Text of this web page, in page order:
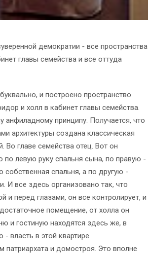
демократии - все пространства
главы семейства и все оттуда
и построено пространство
и холл в кабинет главы семейства.
принципу. Получается, что
архитектуры создана классическая
Во главе семейства отец. Вот он
по левую руку спальня сына, по правую -
собственная спальня, а по другую -
И все здесь организовано так, что
и перед глазами, он все контролирует, и
помещение, от холла он
и гостиную находятся здесь же, в
власть в этой квартире
патриархата и домостроя. Это вполне